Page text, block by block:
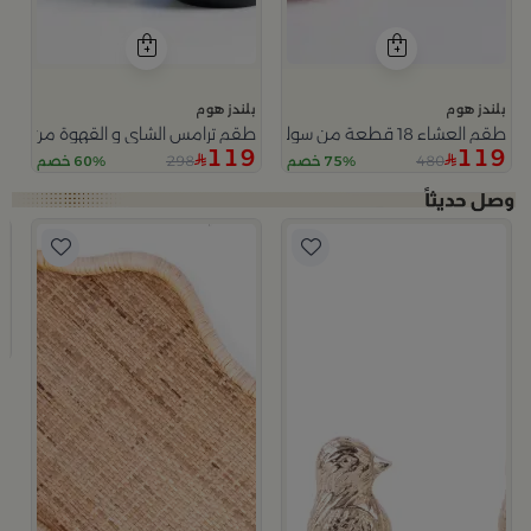
بلندز هوم
طقم العشاء 18 قطعة من سولانا
119
480 75% خصم
بلندز هوم
طقم ترامس الشاي و القهوة من
119
298 60% خصم